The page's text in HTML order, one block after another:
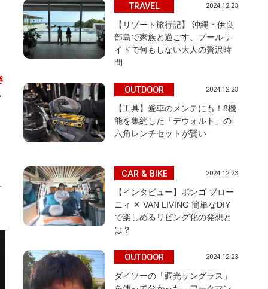
TRAVEL 2024.12.23
【リゾート旅行記】 沖縄・伊良
部島で家族と過ごす、プールサ
イドで何もしない大人の贅沢時
間
OUTDOOR 2024.12.23
【工具】愛車のメンテにも！8機
能を集約した「デウォルト」の
六角レンチセットが賢い
CAR & BIKE 2024.12.23
【インタビュー】ボンゴ ブロー
ニィ ✕ VAN LIVING 簡単なDIY
で楽しめるリビング化の発想と
は？
OUTDOOR 2024.12.23
ダイソーの「調光サングラス」